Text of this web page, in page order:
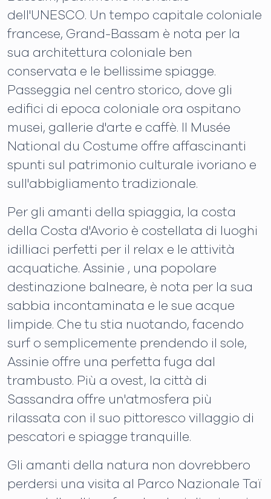
dell'UNESCO. Un tempo capitale coloniale
francese, Grand-Bassam è nota per la
sua architettura coloniale ben
conservata e le bellissime spiagge.
Passeggia nel centro storico, dove gli
edifici di epoca coloniale ora ospitano
musei, gallerie d'arte e caffè. Il Musée
National du Costume offre affascinanti
spunti sul patrimonio culturale ivoriano e
sull'abbigliamento tradizionale.
Per gli amanti della spiaggia, la costa
della Costa d'Avorio è costellata di luoghi
idilliaci perfetti per il relax e le attività
acquatiche. Assinie , una popolare
destinazione balneare, è nota per la sua
sabbia incontaminata e le sue acque
limpide. Che tu stia nuotando, facendo
surf o semplicemente prendendo il sole,
Assinie offre una perfetta fuga dal
trambusto. Più a ovest, la città di
Sassandra offre un'atmosfera più
rilassata con il suo pittoresco villaggio di
pescatori e spiagge tranquille.
Gli amanti della natura non dovrebbero
perdersi una visita al Parco Nazionale Taï